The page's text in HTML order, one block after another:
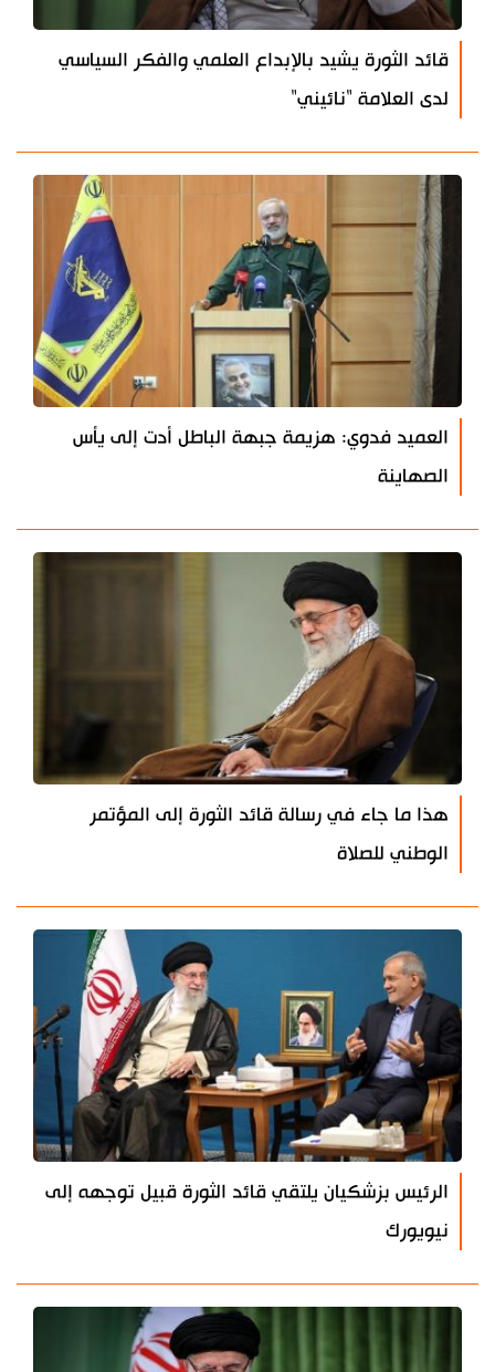
قائد الثورة يشيد بالإبداع العلمي والفكر السياسي
لدى العلامة "نائيني"
العميد فدوي: هزيمة جبهة الباطل أدت إلى يأس
الصهاينة
هذا ما جاء في رسالة قائد الثورة إلى المؤتمر
الوطني للصلاة
الرئيس بزشكيان يلتقي قائد الثورة قبيل توجهه إلى
نيويورك